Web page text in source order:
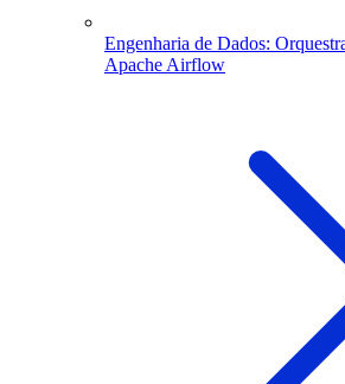
Engenharia de Dados:
Apache Airflow